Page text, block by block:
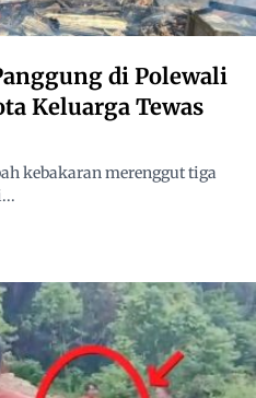
di Polewali
Keluarga Tewas
kebakaran merenggut tiga